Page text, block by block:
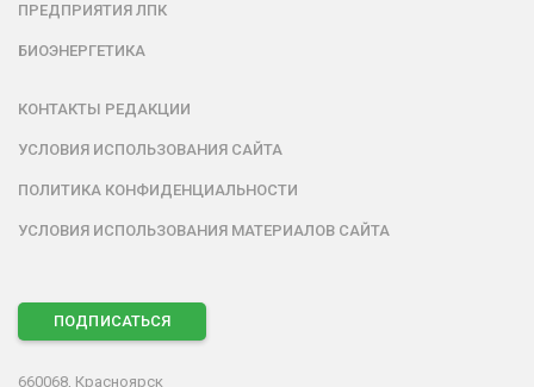
ПРЕДПРИЯТИЯ ЛПК
БИОЭНЕРГЕТИКА
КОНТАКТЫ РЕДАКЦИИ
УСЛОВИЯ ИСПОЛЬЗОВАНИЯ САЙТА
ПОЛИТИКА КОНФИДЕНЦИАЛЬНОСТИ
УСЛОВИЯ ИСПОЛЬЗОВАНИЯ МАТЕРИАЛОВ САЙТА
ПОДПИСАТЬСЯ
660068, Красноярск